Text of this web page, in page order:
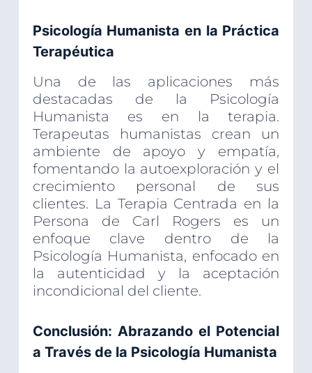
Psicología Humanista en la Práctica
Terapéutica
Una de las aplicaciones más
destacadas de la Psicología
Humanista es en la terapia.
Terapeutas humanistas crean un
ambiente de apoyo y empatía,
fomentando la autoexploración y el
crecimiento personal de sus
clientes. La Terapia Centrada en la
Persona de Carl Rogers es un
enfoque clave dentro de la
Psicología Humanista, enfocado en
la autenticidad y la aceptación
incondicional del cliente.
Conclusión: Abrazando el Potencial
a Través de la Psicología Humanista